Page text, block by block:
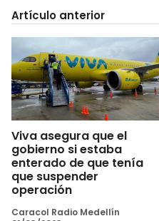
Artículo anterior
Viva asegura que el
gobierno si estaba
enterado de que tenía
que suspender
operación
Caracol Radio Medellín